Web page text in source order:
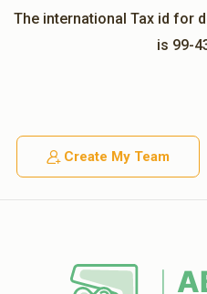
The international Tax id for
is 99-
Create My Team